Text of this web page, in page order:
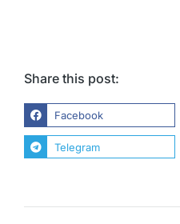
Share this post:
Facebook
Telegram